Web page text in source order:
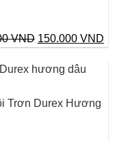
VND Giá
là:
150.000 VND
Trơn Durex Hương